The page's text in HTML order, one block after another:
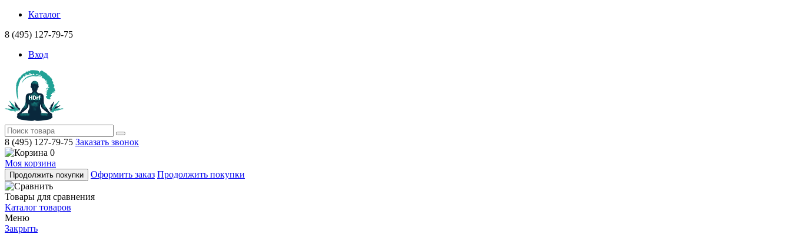
Каталог
8 (495) 127-79-75
Вход
8 (495) 127-79-75 Заказать звонок
0
Моя корзина
Продолжить покупки Оформить заказ Продолжить покупки
Товары для сравнения
Каталог товаров
Меню
Закрыть